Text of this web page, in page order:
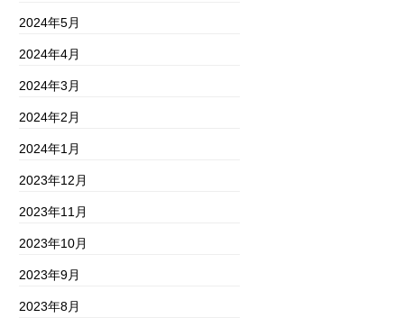
2024年5月
2024年4月
2024年3月
2024年2月
2024年1月
2023年12月
2023年11月
2023年10月
2023年9月
2023年8月